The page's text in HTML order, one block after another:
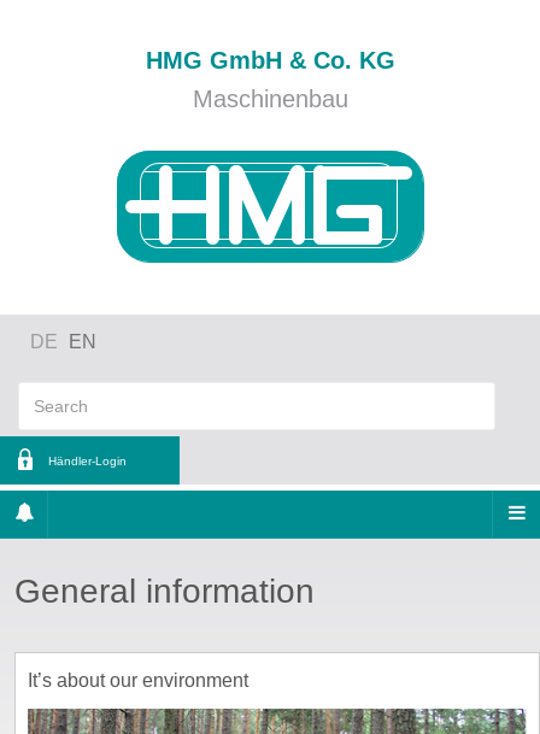
HMG GmbH & Co. KG
Maschinenbau
DE EN
Händler-Login
General information
It’s about our environment